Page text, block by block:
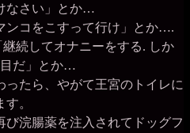
なさい」とか…
ンコをこすって行け」とか….
続してオナニーをする. しか
目だ」とか…
たら、やがて王宮のトイレに
。
び浣腸薬を注入されてドッグフ